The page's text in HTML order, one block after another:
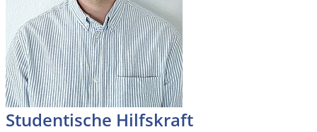
Studentische Hilfskraft